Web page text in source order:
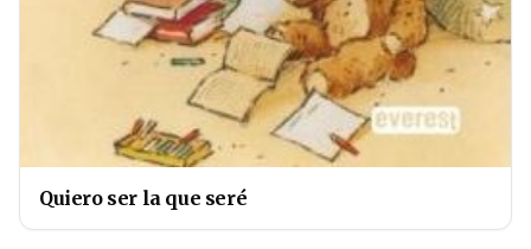
Quiero ser la que seré